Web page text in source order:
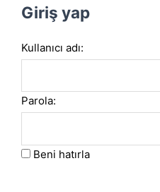
Giriş yap
Kullanıcı adı:
Parola:
Beni hatırla